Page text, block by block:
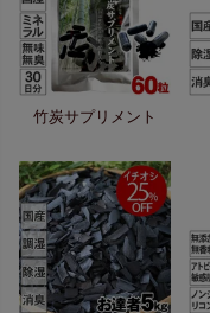
竹炭サプリメント